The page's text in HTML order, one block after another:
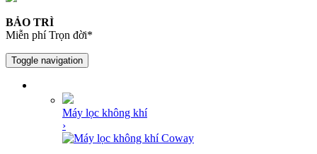
BẢO TRÌ
Miễn phí Trọn đời*
Toggle navigation
Máy lọc không khí
›